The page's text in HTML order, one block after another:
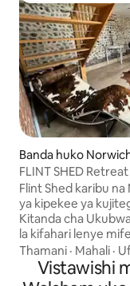
Banda huko
FLINT SHED
Norfolk Broads
Flint Shed karibu
ya kipekee ya
Kitanda cha
la kifahari lenye
Bafu la Mvua, sinki
kwenye viwanja
Kigeorgia. Jiko la
Thamani · Mahali ·
Vistawishi